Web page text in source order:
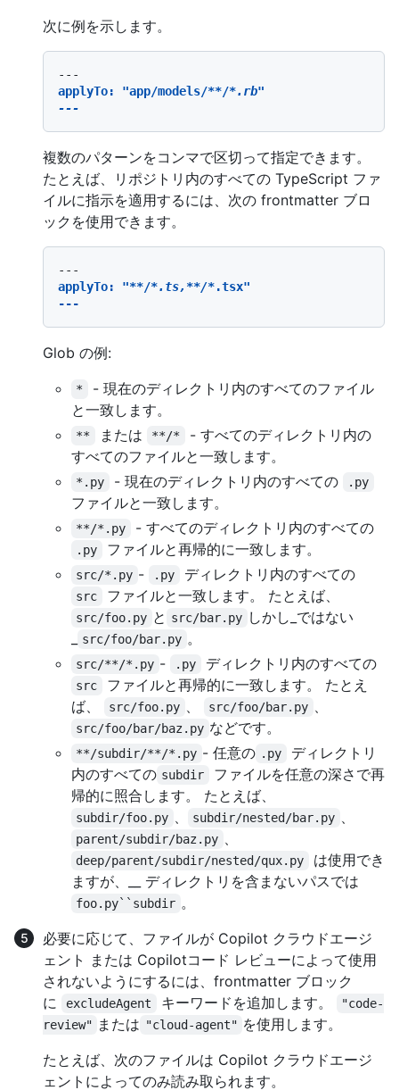
次に例を示します。
applyTo: "app/models/**/*.rb"
複数のパターンをコンマで区切って指定できます。
たとえば、リポジトリ内のすべての TypeScript ファ
イルに指示を適用するには、次の frontmatter ブロ
ックを使用できます。
applyTo: "**/*.ts,**/*.tsx"
Glob の例:
*
- 現在のディレクトリ内のすべてのファイル
と一致します。
** または **/*
- すべてのディレクトリ内の
すべてのファイルと一致します。
*.py - 現在のディレクトリ内のすべての .py
ファイルと一致します。
**/*.py - すべてのディレクトリ内のすべての
.py ファイルと再帰的に一致します。
src/*.py - .py ディレクトリ内のすべての
src ファイルと一致します。 たとえば、
src/foo.py と src/bar.py しかし_ではない
src/foo/bar.py 。
src/**/*.py - .py ディレクトリ内のすべての
src
ファイルと再帰的に一致します。 たとえ
ば、
src/foo.py src/foo/bar.py
src/foo/bar/baz.py などです。
**/subdir/**/*.py - 任意の .py
ディレクトリ
内のすべての subdir
ファイルを任意の深さで再
帰的に照合します。 たとえば、
subdir/foo.py subdir/nested/bar.py
parent/subdir/baz.py
deep/parent/subdir/nested/qux.py
は使用でき
ますが、__ ディレクトリを含まないパスでは
foo.py``subdir 。
必要に応じて、ファイルが Copilot クラウドエージ
ェント または Copilotコード レビューによって使用
されないようにするには、frontmatter ブロック
に
excludeAgent キーワードを追加します。
"code-
review" または "cloud-agent" を使用します。
たとえば、次のファイルは Copilot クラウドエージ
ェントによってのみ読み取られます。